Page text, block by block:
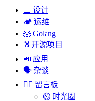
📐 设计
🏕︎ 运维
🐹 Golang
⛕ 开源项目
📲 应用
🗣︎ 杂谈
✍🏻 留言板
⏲️ 时光圈